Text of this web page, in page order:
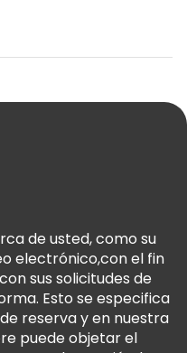
de usted, como su
electrónico,con el fin
sus solicitudes de
Esto se especifica
reserva y en nuestra
puede objetar el